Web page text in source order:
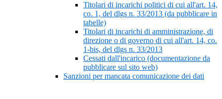
Titolari di incarichi politici di cui all'art. 14,
co. 1, del dlgs n. 33/2013 (da pubblicare in
tabelle)
Titolari di incarichi di amministrazione, di
direzione o di governo di cui all'art. 14, co.
1-bis, del dlgs n. 33/2013
Cessati dall'incarico (documentazione da
pubblicare sul sito web)
Sanzioni per mancata comunicazione dei dati